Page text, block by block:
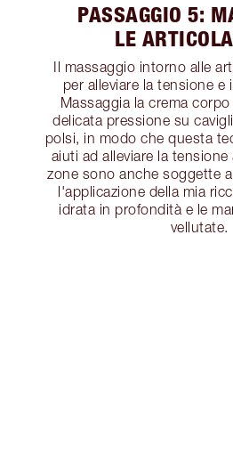
PASSAGGIO 5:
LE
Il massaggio intorno alle
per alleviare la tensione e
Massaggia la crema
delicata pressione su
polsi, in modo che questa
aiuti ad alleviare la
zone sono anche soggette
l'applicazione della mia
idrata in profondità e le
vellutate.